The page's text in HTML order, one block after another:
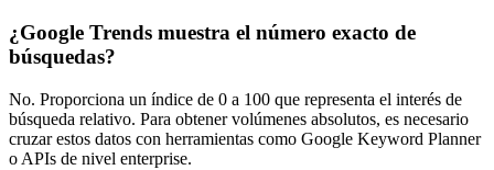
¿Google Trends muestra el número exacto de
búsquedas?
No. Proporciona un índice de 0 a 100 que representa el interés de
búsqueda relativo. Para obtener volúmenes absolutos, es necesario
cruzar estos datos con herramientas como Google Keyword Planner
o APIs de nivel enterprise.